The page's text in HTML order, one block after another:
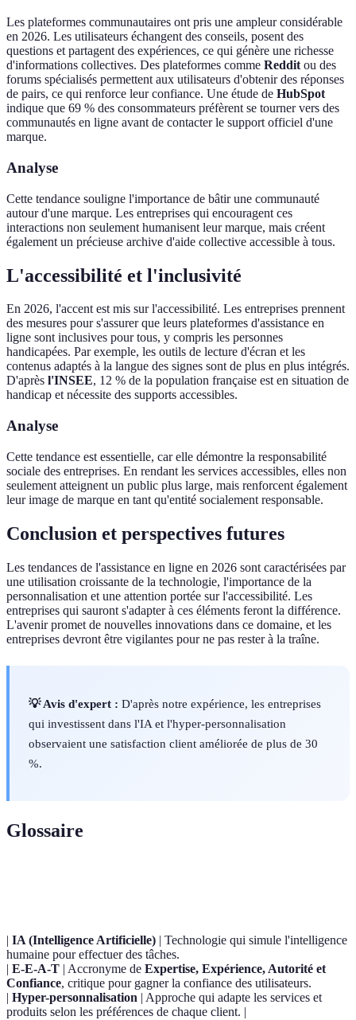
Les plateformes communautaires ont pris une ampleur considérable
en 2026. Les utilisateurs échangent des conseils, posent des
questions et partagent des expériences, ce qui génère une richesse
d'informations collectives. Des plateformes comme Reddit ou des
forums spécialisés permettent aux utilisateurs d'obtenir des réponses
de pairs, ce qui renforce leur confiance. Une étude de HubSpot
indique que 69 % des consommateurs préfèrent se tourner vers des
communautés en ligne avant de contacter le support officiel d'une
marque.
Analyse
Cette tendance souligne l'importance de bâtir une communauté
autour d'une marque. Les entreprises qui encouragent ces
interactions non seulement humanisent leur marque, mais créent
également un précieuse archive d'aide collective accessible à tous.
L'accessibilité et l'inclusivité
En 2026, l'accent est mis sur l'accessibilité. Les entreprises prennent
des mesures pour s'assurer que leurs plateformes d'assistance en
ligne sont inclusives pour tous, y compris les personnes
handicapées. Par exemple, les outils de lecture d'écran et les
contenus adaptés à la langue des signes sont de plus en plus intégrés.
D'après l'INSEE, 12 % de la population française est en situation de
handicap et nécessite des supports accessibles.
Analyse
Cette tendance est essentielle, car elle démontre la responsabilité
sociale des entreprises. En rendant les services accessibles, elles non
seulement atteignent un public plus large, mais renforcent également
leur image de marque en tant qu'entité socialement responsable.
Conclusion et perspectives futures
Les tendances de l'assistance en ligne en 2026 sont caractérisées par
une utilisation croissante de la technologie, l'importance de la
personnalisation et une attention portée sur l'accessibilité. Les
entreprises qui sauront s'adapter à ces éléments feront la différence.
L'avenir promet de nouvelles innovations dans ce domaine, et les
entreprises devront être vigilantes pour ne pas rester à la traîne.
💡 Avis d'expert : D'après notre expérience, les entreprises
qui investissent dans l'IA et l'hyper-personnalisation
observaient une satisfaction client améliorée de plus de 30
%.
Glossaire
| IA (Intelligence Artificielle) | Technologie qui simule l'intelligence
humaine pour effectuer des tâches.
| E-E-A-T | Accronyme de Expertise, Expérience, Autorité et
Confiance, critique pour gagner la confiance des utilisateurs.
| Hyper-personnalisation | Approche qui adapte les services et
produits selon les préférences de chaque client. |